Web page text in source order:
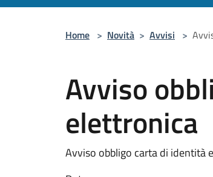
Home > Novità > Avvisi >
Avviso
elettronica
Avviso obbligo carta di identità